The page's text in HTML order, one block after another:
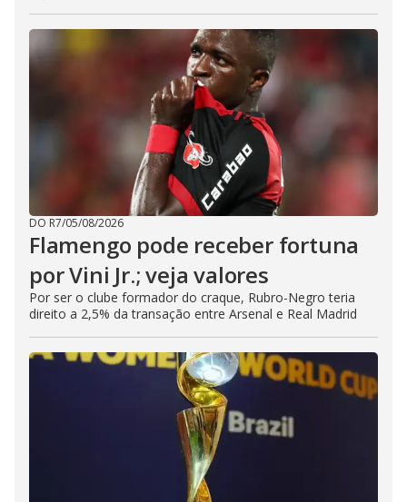
DO R7/05/08/2026
Flamengo pode receber fortuna
por Vini Jr.; veja valores
Por ser o clube formador do craque, Rubro-Negro teria
direito a 2,5% da transação entre Arsenal e Real Madrid